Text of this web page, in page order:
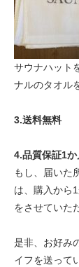
サウナハット
ナルのタオル
3.送料無料
4.品質保証1か
もし、届いた
は、購入から
をさせていた
是非、お好み
イフを送って